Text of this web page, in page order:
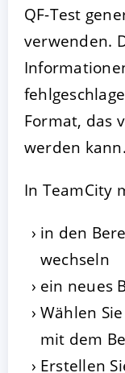
QF-Test
verwenden.
Format, das
werden kann.
In TeamCity
in den
wechseln
ein neues
Wählen
mit dem
Erstellen